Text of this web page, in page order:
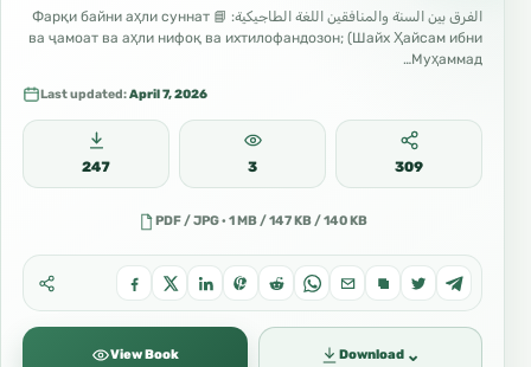
الفرق بين السنة والمنافقين اللغة الطاجيكية: 📘 Фарқи байни аҳли суннат
ва ҷамоат ва аҳли нифоқ ва ихтилофандозон; (Шайх Ҳайсам ибни
Муҳаммад…
Last updated:April 7, 2026
247 3 309
PDF / JPG · 1 MB / 147 KB / 140 KB
View Book Download ⌄